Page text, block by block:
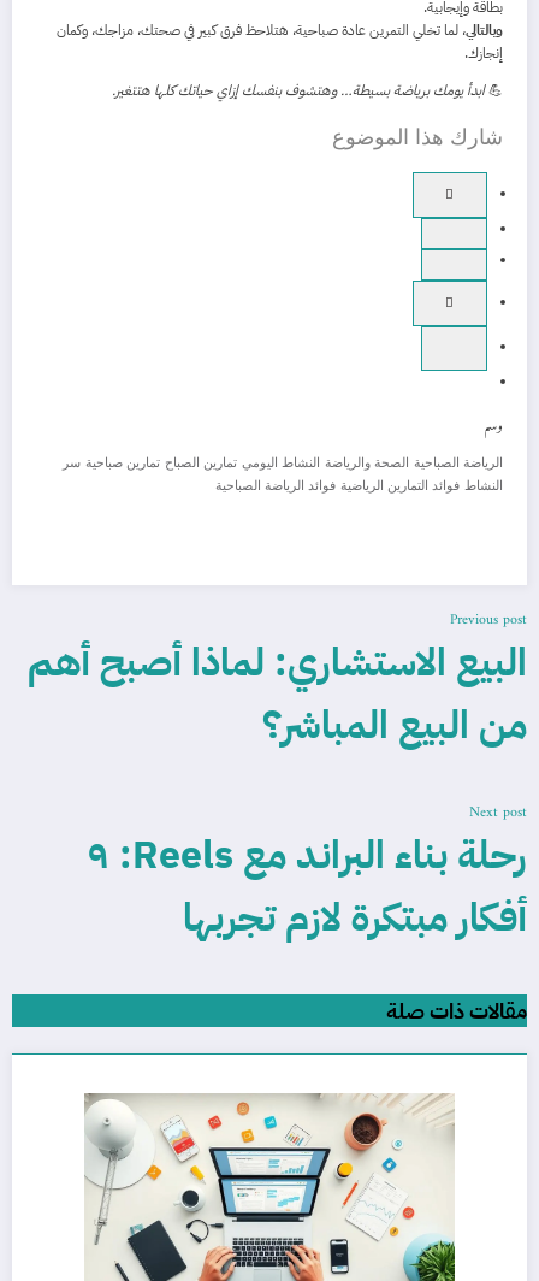
بطاقة وإيجابية.
وبالتالي، لما تخلي التمرين عادة صباحية، هتلاحظ فرق كبير في صحتك، مزاجك، وكمان
إنجازك.
💪ابدأ يومك برياضة بسيطة… وهتشوف بنفسك إزاي حياتك كلها هتتغير.
شارك هذا الموضوع
وسم
الرياضة الصباحية الصحة والرياضة النشاط اليومي تمارين الصباح تمارين صباحية سر
النشاط
فوائد التمارين الرياضية فوائد الرياضة الصباحية
Previous post
البيع الاستشاري: لماذا أصبح أهم
من البيع المباشر؟
Next post
رحلة بناء البراند مع Reels: ٩
أفكار مبتكرة لازم تجربها
مقالات ذات صلة